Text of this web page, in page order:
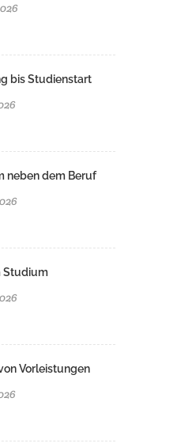
bis Studienstart
neben dem Beruf
Studium
Vorleistungen